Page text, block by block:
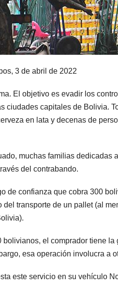
3 de abril de 2022
El objetivo es evadir los
ciudades capitales de Bolivia.
en lata y decenas de
muchas familias dedicadas
del contrabando.
de confianza que cobra 300
del transporte de un pallet (al
bolivianos, el comprador tiene
esa operación involucra a
este servicio en su vehículo